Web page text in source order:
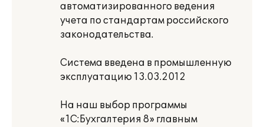
автоматизированного ведения
учета по стандартам российского
законодательства.
Система введена в промышленную
эксплуатацию 13.03.2012
На наш выбор программы
«1С:Бухгалтерия 8» главным